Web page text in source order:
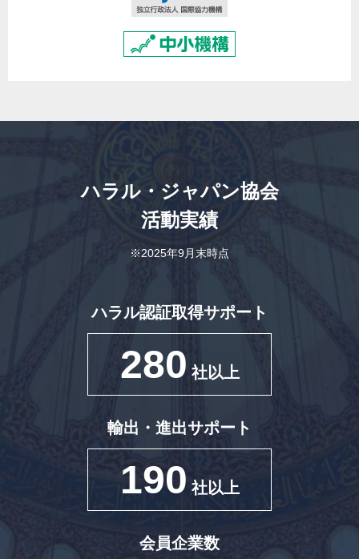
ハラル・ジャパン協会
活動実績
※2025年9月末時点
ハラル認証取得サポート
280 社以上
輸出・進出サポート
190 社以上
会員企業数